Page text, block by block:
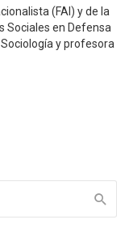
(FAI) y de la
Sociales en Defensa
y profesora